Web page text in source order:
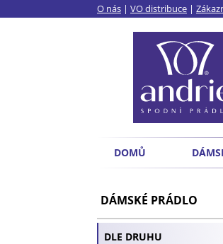
O nás | VO distribuce |
DOMŮ
DÁMSKÉ PRÁDLO
DLE DRUHU